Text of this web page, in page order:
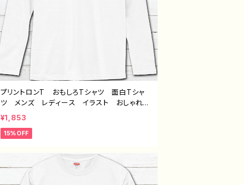
プリントロンT おもしろTシャツ 面白Tシャ
ツ メンズ レディース イラスト おしゃれ
可愛い ゆるかわ おすすめ 個性的 面白
い ユニーク 人気 イラストレーター 絵
師 クリエイター オリジナル デザイン グッ
イトル：デザインロンTシャツ №640 J1-9
¥1,853
15%OFF